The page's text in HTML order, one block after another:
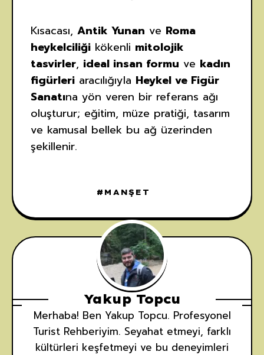
Kısacası, Antik Yunan ve Roma
heykelciliği kökenli mitolojik
tasvirler, ideal insan formu ve kadın
figürleri aracılığıyla Heykel ve Figür
Sanatına yön veren bir referans ağı
oluşturur; eğitim, müze pratiği, tasarım
ve kamusal bellek bu ağ üzerinden
şekillenir.
MANŞET
Yakup Topcu
Merhaba! Ben Yakup Topcu. Profesyonel
Turist Rehberiyim. Seyahat etmeyi, farklı
kültürleri keşfetmeyi ve bu deneyimleri